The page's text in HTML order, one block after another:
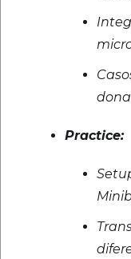
Practice: